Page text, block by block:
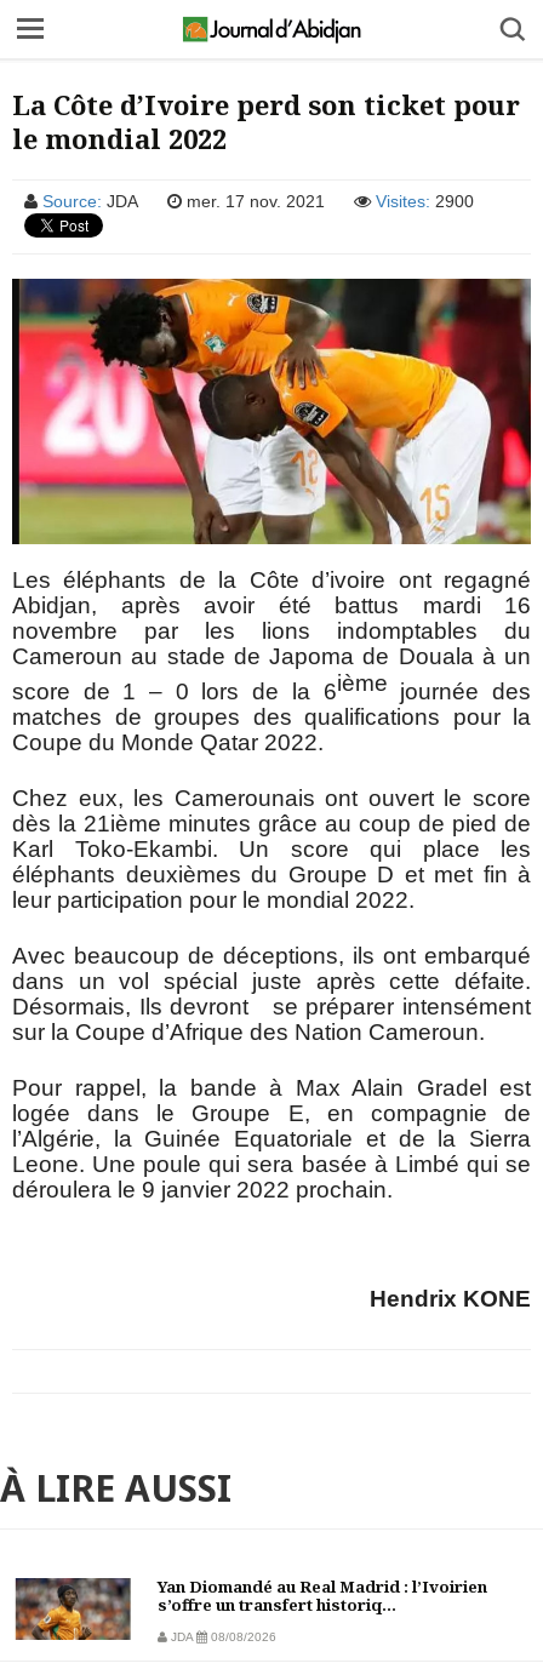
La Côte d’Ivoire perd son ticket pour
le mondial 2022
Source: JDA mer. 17 nov. 2021 Visites: 2900
Les éléphants de la Côte d’ivoire ont regagné
Abidjan, après avoir été battus mardi 16
novembre par les lions indomptables du
Cameroun au stade de Japoma de Douala à un
score de 1 – 0 lors de la 6ième journée des
matches de groupes des qualifications pour la
Coupe du Monde Qatar 2022.
Chez eux, les Camerounais ont ouvert le score
dès la 21ième minutes grâce au coup de pied de
Karl Toko-Ekambi. Un score qui place les
éléphants deuxièmes du Groupe D et met fin à
leur participation pour le mondial 2022.
Avec beaucoup de déceptions, ils ont embarqué
dans un vol spécial juste après cette défaite.
Désormais, Ils devront se préparer intensément
sur la Coupe d’Afrique des Nation Cameroun.
Pour rappel, la bande à Max Alain Gradel est
logée dans le Groupe E, en compagnie de
l’Algérie, la Guinée Equatoriale et de la Sierra
Leone. Une poule qui sera basée à Limbé qui se
déroulera le 9 janvier 2022 prochain.
Hendrix KONE
À LIRE AUSSI
Yan Diomandé au Real Madrid : l’Ivoirien
s’offre un transfert historiq...
JDA 08/08/2026